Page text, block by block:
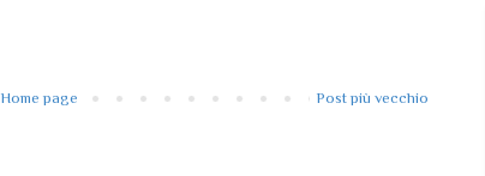
Post più vecchio
Home page